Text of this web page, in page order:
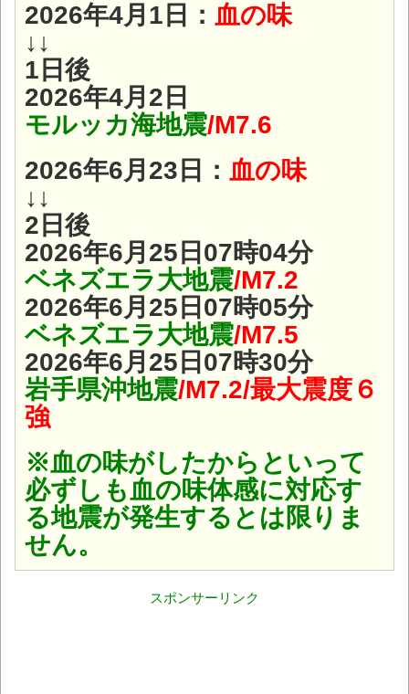
2026年4月1日： 血の味
↓↓
1日後
2026年4月2日
モルッカ海地震/M7.6
2026年6月23日： 血の味
↓↓
2日後
2026年6月25日07時04分
ベネズエラ大地震/M7.2
2026年6月25日07時05分
ベネズエラ大地震/M7.5
2026年6月25日07時30分
岩手県沖地震/M7.2/最大震度６
強
※血の味がしたからといって
必ずしも血の味体感に対応す
る地震が発生するとは限りま
せん。
スポンサーリンク